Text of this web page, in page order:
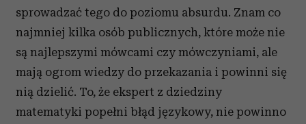
sprowadzać tego do poziomu absurdu. Znam co
najmniej kilka osób publicznych, które może nie
są najlepszymi mówcami czy mówczyniami, ale
mają ogrom wiedzy do przekazania i powinni się
nią dzielić. To, że ekspert z dziedziny
matematyki popełni błąd językowy, nie powinno